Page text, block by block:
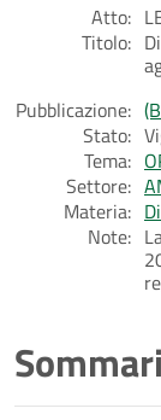
Atto:
Titolo:
Pubblicazione:
Stato:
Tema:
Settore:
Materia:
Note: